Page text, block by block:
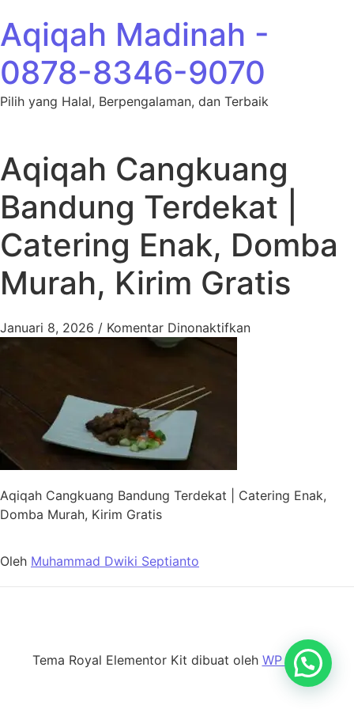
Aqiqah Madinah -
0878-8346-9070
Pilih yang Halal, Berpengalaman, dan Terbaik
Aqiqah Cangkuang
Bandung Terdekat |
Catering Enak, Domba
Murah, Kirim Gratis
Januari 8, 2026 / Komentar Dinonaktifkanpada Aqiqah
Aqiqah Cangkuang Bandung Terdekat | Catering Enak,
Domba Murah, Kirim Gratis
Oleh Muhammad Dwiki Septianto
Tema Royal Elementor Kit dibuat oleh WP Royal.